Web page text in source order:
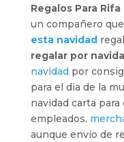
Regalos Para
un compañero
esta navidad
regalar por
navidadpor
para el dia de la
navidad carta
empleados.
aunque envio de